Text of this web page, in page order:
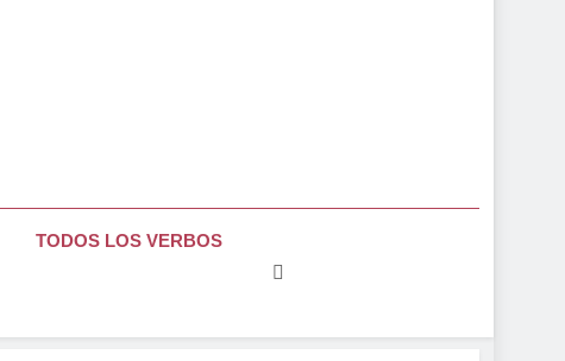
TODOS LOS VERBOS